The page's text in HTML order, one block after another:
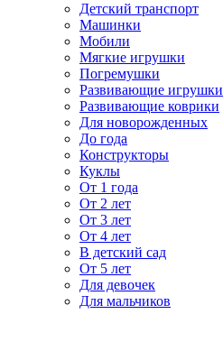
Детский транспорт
Машинки
Мобили
Мягкие игрушки
Погремушки
Развивающие игрушки
Развивающие коврики
Для новорожденных
До года
Конструкторы
Куклы
От 1 года
От 2 лет
От 3 лет
От 4 лет
В детский сад
От 5 лет
Для девочек
Для мальчиков